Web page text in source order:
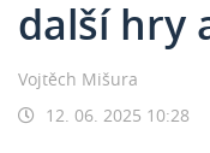
další hry
Vojtěch Mišura
12. 06. 2025 10:28